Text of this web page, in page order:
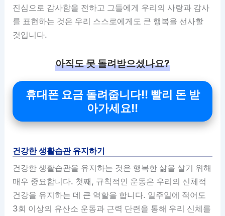
진심으로 감사함을 전하고 그들에게 우리의 사랑과 감사
를 표현하는 것은 우리 스스로에게도 큰 행복을 선사할
것입니다.
아직도 못 돌려받으셨나요?
휴대폰 요금 돌려줍니다!! 빨리 돈 받
아가세요!!
건강한 생활습관 유지하기
건강한 생활습관을 유지하는 것은 행복한 삶을 살기 위해
매우 중요합니다. 첫째, 규칙적인 운동은 우리의 신체적
건강을 유지하는 데 큰 역할을 합니다. 일주일에 적어도
3회 이상의 유산소 운동과 근력 단련을 통해 우리 신체를